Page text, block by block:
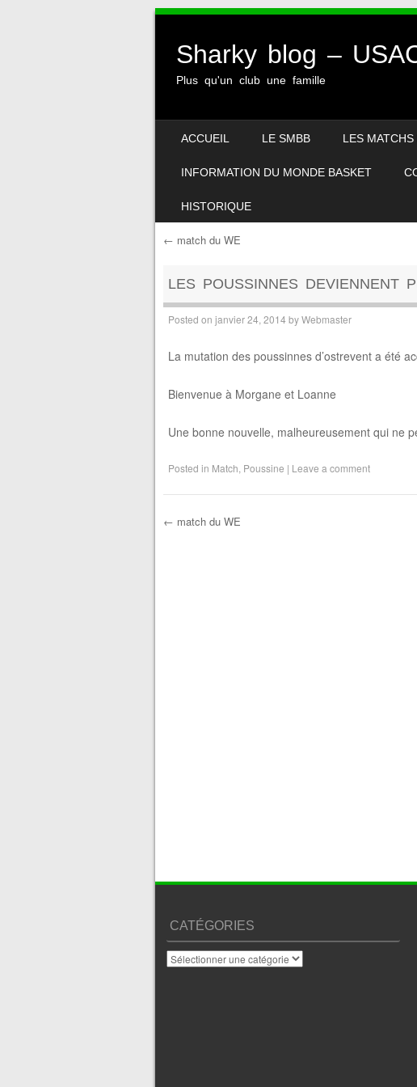
Sharky blog –
Plus qu'un club une famille
ACCUEIL LE SMBB LES
INFORMATION DU MONDE BASKET
HISTORIQUE
Post navigation
← match du WE
LES POUSSINNES DEVIENNENT
Posted on janvier 24, 2014 byWebmaster
La mutation des poussinnes d’ostrevent a été
Bienvenue à Morgane et Loanne
Une bonne nouvelle, malheureusement qui ne
Posted in Match Poussine | Leave a comment
← match du WE
CATÉGORIES
Catégories